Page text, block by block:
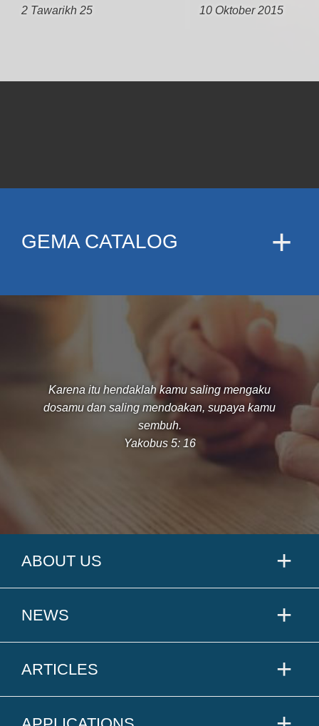
2 Tawarikh 25 10 Oktober 2015
GEMA CATALOG
Karena itu hendaklah kamu saling mengaku
dosamu dan saling mendoakan, supaya kamu
sembuh.
Yakobus 5: 16
ABOUT US
NEWS
ARTICLES